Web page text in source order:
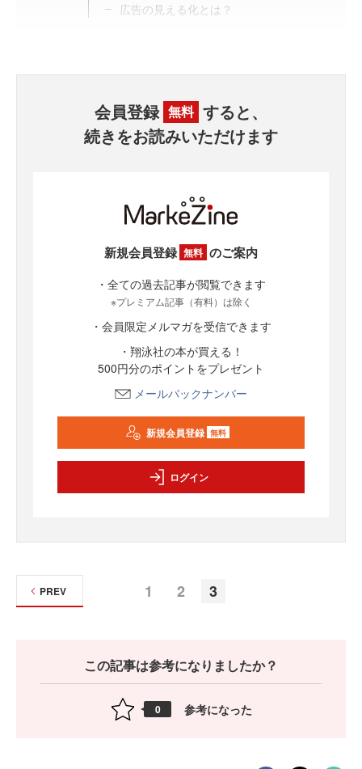
広告の見える化とは？
会員登録 無料 すると、
続きをお読みいただけます
新規会員登録 無料 のご案内
・全ての過去記事が閲覧できます
※プレミアム記事（有料）は除く
・会員限定メルマガを受信できます
・翔泳社の本が買える！
500円分のポイントをプレゼント
メールバックナンバー
新規会員登録 無料
ログイン
1 2 3
PREV
この記事は参考になりましたか？
0 参考になった